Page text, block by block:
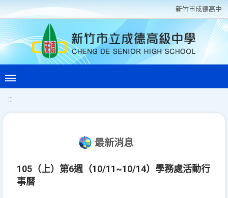
新竹巿成德高中
:::
最新消息
105（上）第6週（10/11~10/14）學務處活動行
事曆